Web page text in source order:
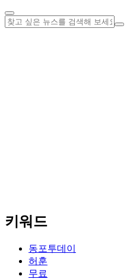
키워드
동포투데이
허훈
무료